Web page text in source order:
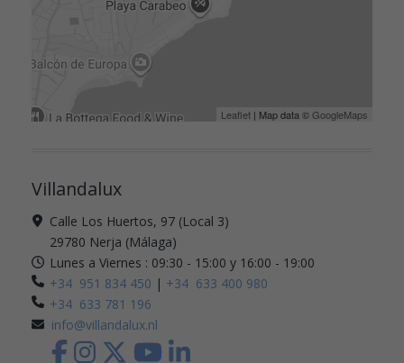
Leaflet | Map data ©GoogleMaps
Villandalux
Calle Los Huertos, 97 (Local 3)
29780 Nerja (Málaga)
Lunes a Viernes : 09:30 - 15:00 y 16:00 - 19:00
+34 951 834 450 | +34 633 400 980
+34 633 781 196
info@villandalux.nl